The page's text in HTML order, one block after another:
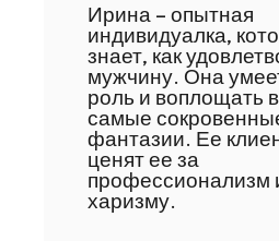
Ирина – опытная
индивидуалка,
знает, как
мужчину. Она
роль и воплощать
самые
фантазии. Ее
ценят ее за
профессионализм
харизму.